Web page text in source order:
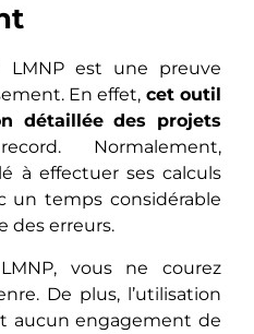
LMNP est une preuve
En effet, cet outil
détaillée des projets
Normalement,
à effectuer ses calculs
un temps considérable
des erreurs.
vous ne courez
De plus, l’utilisation
aucun engagement de